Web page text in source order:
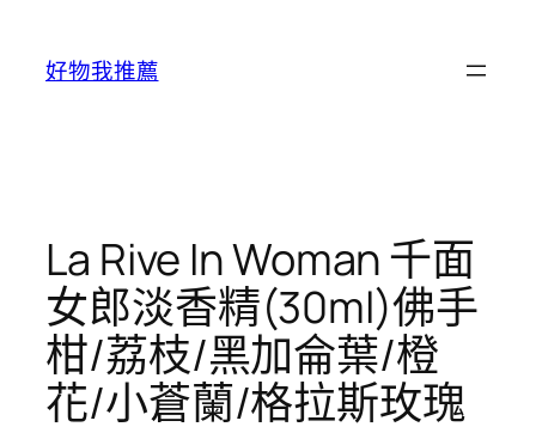
好物我推薦
La Rive In Woman 千面
女郎淡香精(30ml)佛手
柑/荔枝/黑加侖葉/橙
花/小蒼蘭/格拉斯玫瑰